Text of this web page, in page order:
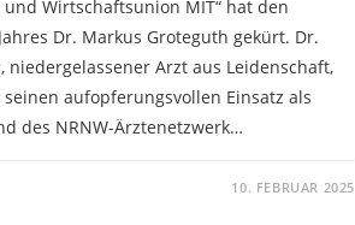
Wirtschaftsunion MIT“ hat den
Dr. Markus Groteguth gekürt. Dr.
niedergelassener Arzt aus Leidenschaft,
aufopferungsvollen Einsatz als
des NRNW-Ärztenetzwerk…
10. FEBRUAR 2025